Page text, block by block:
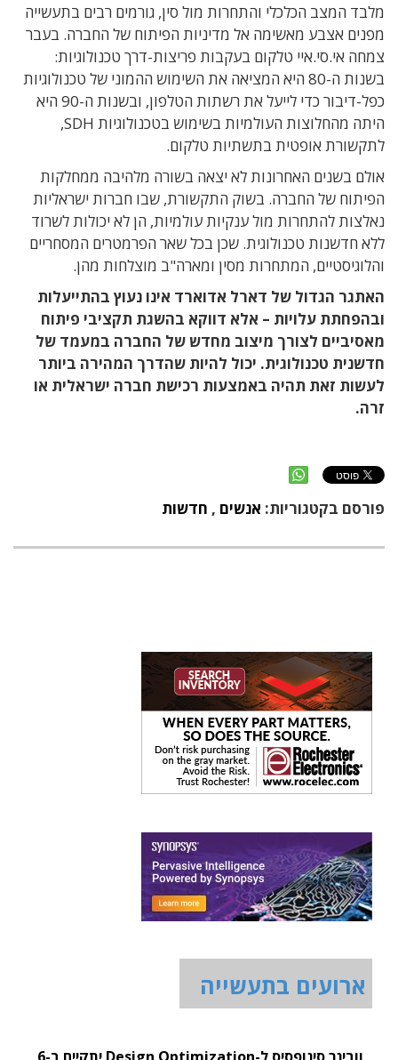
מלבד המצב הכלכלי והתחרות מול סין, גורמים רבים בתעשייה
מפנים אצבע מאשימה אל מדיניות הפיתוח של החברה. בעבר
צמחה אי.סי.איי טלקום בעקבות פריצות-דרך טכנולוגיות:
בשנות ה-80 היא המציאה את השימוש ההמוני של טכנולוגיות
כפל-דיבור כדי לייעל את רשתות הטלפון, ובשנות ה-90 היא
היתה מהחלוצות העולמיות בשימוש בטכנולוגיות SDH,
לתקשורת אופטית בתשתיות טלקום.
אולם בשנים האחרונות לא יצאה בשורה מלהיבה ממחלקות
הפיתוח של החברה. בשוק התקשורת, שבו חברות ישראליות
נאלצות להתחרות מול ענקיות עולמיות, הן לא יכולות לשרוד
ללא חדשנות טכנולוגית. שכן בכל שאר הפרמטרים המסחריים
והלוגיסטיים, המתחרות מסין ומארה"ב מוצלחות מהן.
האתגר הגדול של דארל אדוארד אינו נעוץ בהתייעלות
ובהפחתת עלויות – אלא דווקא בהשגת תקציבי פיתוח
מאסיביים לצורך מיצוב מחדש של החברה במעמד של
חדשנית טכנולוגית. יכול להיות שהדרך המהירה ביותר
לעשות זאת תהיה באמצעות רכישת חברה ישראלית או
זרה.
פורסם בקטגוריות: אנשים , חדשות
ארועים בתעשייה